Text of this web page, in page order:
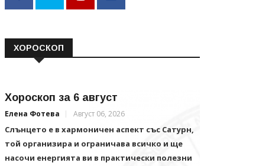
ХОРОСКОП
Хороскоп за 6 август
Елена Фотева Август 06, 2026
Слънцето е в хармоничен аспект със Сатурн,
той организира и ограничава всичко и щe
насочи енергията ви в практически полезни